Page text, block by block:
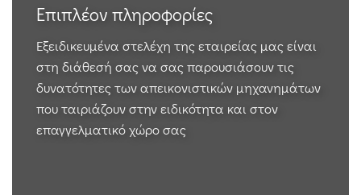
Επιπλέον πληροφορίες
Εξειδικευμένα στελέχη της εταιρείας μας είναι
στη διάθεσή σας να σας παρουσιάσουν τις
δυνατότητες των απεικονιστικών μηχανημάτων
που ταιριάζουν στην ειδικότητα και στον
επαγγελματικό χώρο σας